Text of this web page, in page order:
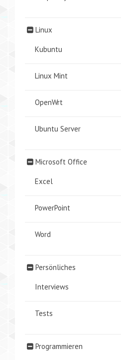
Linux
Kubuntu
Linux Mint
OpenWrt
Ubuntu Server
Microsoft Office
Excel
PowerPoint
Word
Persönliches
Interviews
Tests
Programmieren